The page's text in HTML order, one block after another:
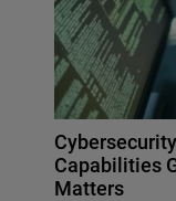
Capabilities
Matters